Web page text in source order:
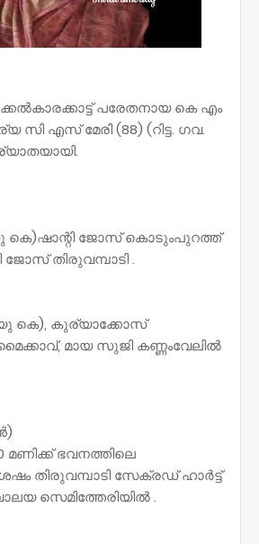
പരേതനായ കെ എം
സി എസ് മേരി (88) (റിട്ട. ഗവ.
ജോസ് കൊടുംപുറത്ത്
തിരുവമ്പാടി .
കെ), കുര്യാക്കോസ്
മായ സുജി കണ്ണംവേലിൽ
മണിക്ക് ഭവനത്തിലെ
തിരുവമ്പാടി സേക്രഡ് ഹാർട്ട്
സെമിത്തേരിയിൽ .